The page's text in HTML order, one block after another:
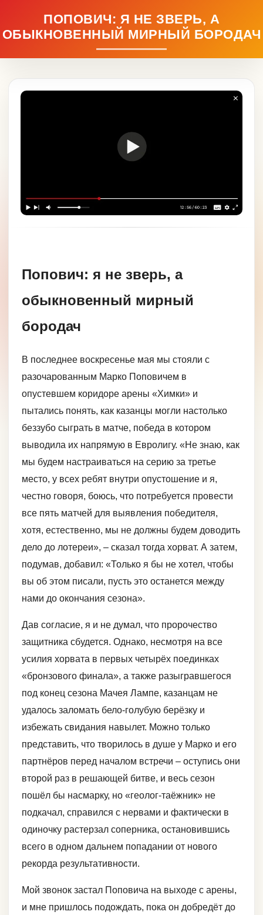
ПОПОВИЧ: Я НЕ ЗВЕРЬ, А
ОБЫКНОВЕННЫЙ МИРНЫЙ БОРОДАЧ
Попович: я не зверь, а
обыкновенный мирный
бородач
В последнее воскресенье мая мы стояли с
разочарованным Марко Поповичем в
опустевшем коридоре арены «Химки» и
пытались понять, как казанцы могли настолько
беззубо сыграть в матче, победа в котором
выводила их напрямую в Евролигу. «Не знаю, как
мы будем настраиваться на серию за третье
место, у всех ребят внутри опустошение и я,
честно говоря, боюсь, что потребуется провести
все пять матчей для выявления победителя,
хотя, естественно, мы не должны будем доводить
дело до лотереи», – сказал тогда хорват. А затем,
подумав, добавил: «Только я бы не хотел, чтобы
вы об этом писали, пусть это останется между
нами до окончания сезона».
Дав согласие, я и не думал, что пророчество
защитника сбудется. Однако, несмотря на все
усилия хорвата в первых четырёх поединках
«бронзового финала», а также разыгравшегося
под конец сезона Мачея Лампе, казанцам не
удалось заломать бело-голубую берёзку и
избежать свидания навылет. Можно только
представить, что творилось в душе у Марко и его
партнёров перед началом встречи – оступись они
второй раз в решающей битве, и весь сезон
пошёл бы насмарку, но «геолог-таёжник» не
подкачал, справился с нервами и фактически в
одиночку растерзал соперника, остановившись
всего в одном дальнем попадании от нового
рекорда результативности.
Мой звонок застал Поповича на выходе с арены,
и мне пришлось подождать, пока он добредёт до